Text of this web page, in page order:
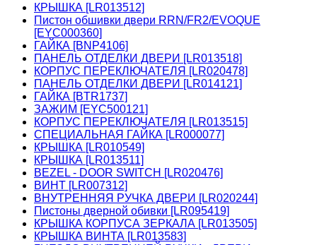
КРЫШКА [LR013512]
Пистон обшивки двери RRN/FR2/EVOQUE
[EYC000360]
ГАЙКА [BNP4106]
ПАНЕЛЬ ОТДЕЛКИ ДВЕРИ [LR013518]
КОРПУС ПЕРЕКЛЮЧАТЕЛЯ [LR020478]
ПАНЕЛЬ ОТДЕЛКИ ДВЕРИ [LR014121]
ГАЙКА [BTR1737]
ЗАЖИМ [EYC500121]
КОРПУС ПЕРЕКЛЮЧАТЕЛЯ [LR013515]
СПЕЦИАЛЬНАЯ ГАЙКА [LR000077]
КРЫШКА [LR010549]
КРЫШКА [LR013511]
BEZEL - DOOR SWITCH [LR020476]
ВИНТ [LR007312]
ВНУТРЕННЯЯ РУЧКА ДВЕРИ [LR020244]
Пистоны дверной обивки [LR095419]
КРЫШКА КОРПУСА ЗЕРКАЛА [LR013505]
КРЫШКА ВИНТА [LR013583]